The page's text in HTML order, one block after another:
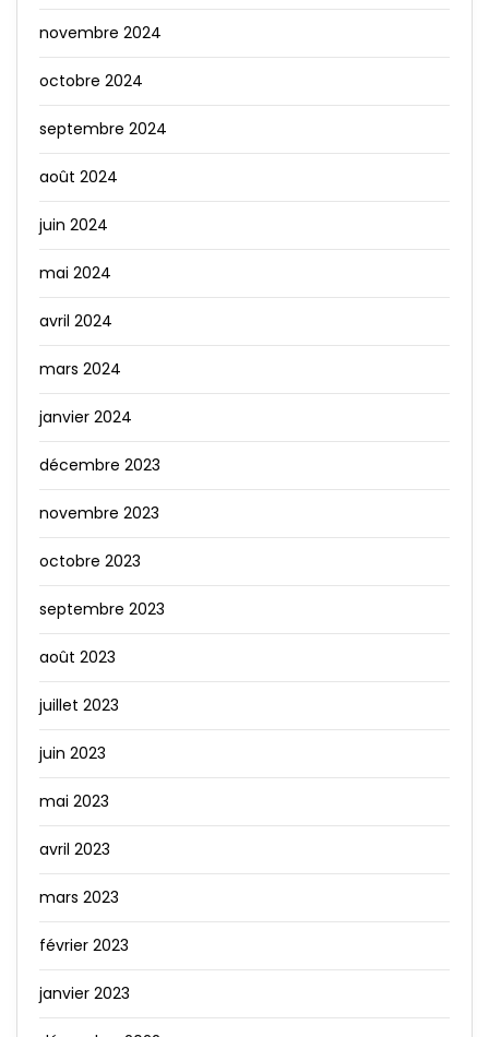
novembre 2024
octobre 2024
septembre 2024
août 2024
juin 2024
mai 2024
avril 2024
mars 2024
janvier 2024
décembre 2023
novembre 2023
octobre 2023
septembre 2023
août 2023
juillet 2023
juin 2023
mai 2023
avril 2023
mars 2023
février 2023
janvier 2023